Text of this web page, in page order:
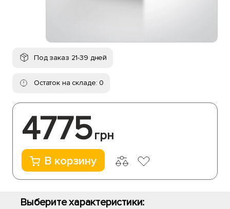
Под заказ 21-39 дней
Остаток на складе: 0
4775грн
В корзину
Выберите характеристики: